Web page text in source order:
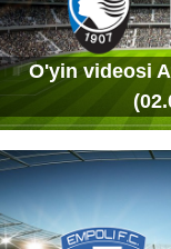
O'yin videosi